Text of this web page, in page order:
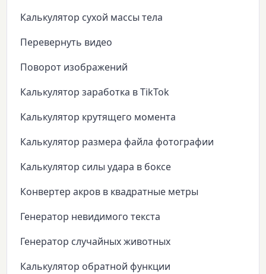
Калькулятор сухой массы тела
Перевернуть видео
Поворот изображений
Калькулятор заработка в TikTok
Калькулятор крутящего момента
Калькулятор размера файла фотографии
Калькулятор силы удара в боксе
Конвертер акров в квадратные метры
Генератор невидимого текста
Генератор случайных животных
Калькулятор обратной функции